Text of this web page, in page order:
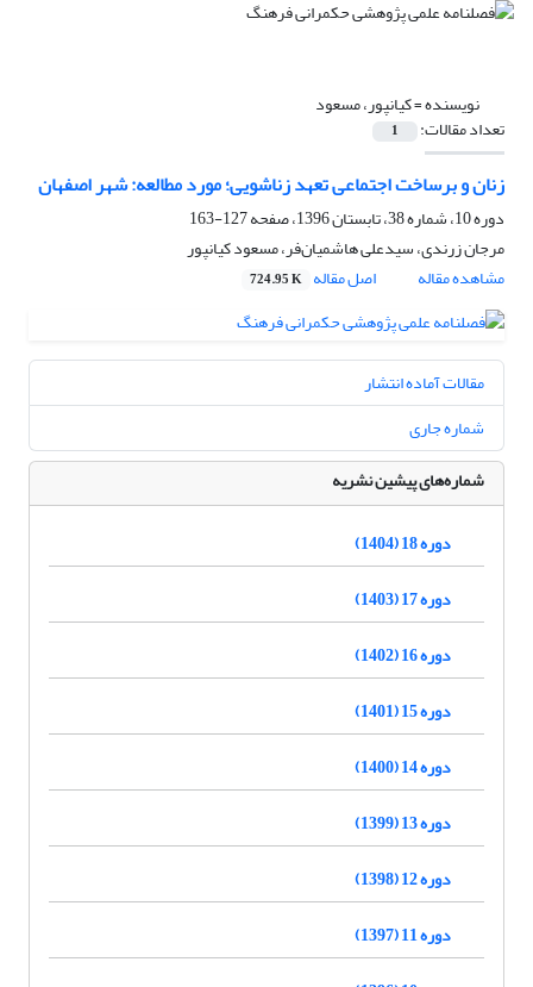
نویسنده =کیانپور، مسعود
تعداد مقالات: 1
زنان و برساخت اجتماعی تعهد زناشویی؛ مورد مطالعه: شهر اصفهان
دوره 10، شماره 38، تابستان 1396، صفحه
127-163
مرجان زرندی، سیدعلی هاشمیان‌فر، مسعود کیانپور
مشاهده مقاله
اصل مقاله 724.95 K
مقالات آماده انتشار
شماره جاری
شماره‌های پیشین نشریه
دوره 18 (1404)
دوره 17 (1403)
دوره 16 (1402)
دوره 15 (1401)
دوره 14 (1400)
دوره 13 (1399)
دوره 12 (1398)
دوره 11 (1397)